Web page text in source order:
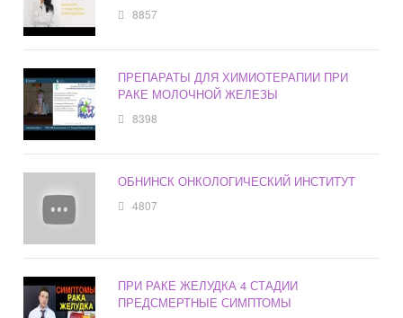
8857
ПРЕПАРАТЫ ДЛЯ ХИМИОТЕРАПИИ ПРИ
РАКЕ МОЛОЧНОЙ ЖЕЛЕЗЫ
8398
ОБНИНСК ОНКОЛОГИЧЕСКИЙ ИНСТИТУТ
4807
ПРИ РАКЕ ЖЕЛУДКА 4 СТАДИИ
ПРЕДСМЕРТНЫЕ СИМПТОМЫ